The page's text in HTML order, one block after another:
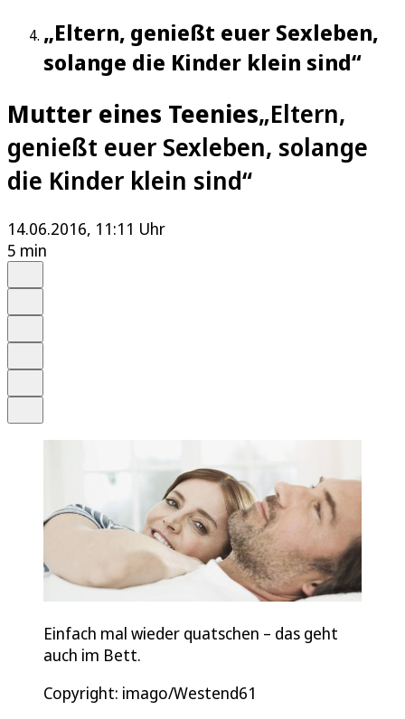
„Eltern, genießt euer Sexleben,
solange die Kinder klein sind“
Mutter eines Teenies„Eltern,
genießt euer Sexleben, solange
die Kinder klein sind“
14.06.2016, 11:11 Uhr
5 min
Einfach mal wieder quatschen – das geht
auch im Bett.
Copyright: imago/Westend61